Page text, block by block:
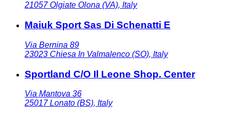
21057 Olgiate Olona (VA), Italy
Maiuk Sport Sas Di Schenatti E
Via Bernina 89
23023 Chiesa In Valmalenco (SO), Italy
Sportland C/O Il Leone Shop. Center
Via Mantova 36
25017 Lonato (BS), Italy